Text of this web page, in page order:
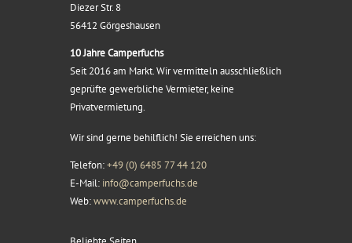
Diezer Str. 8
56412 Görgeshausen
10 Jahre Camperfuchs
Seit 2016 am Markt. Wir vermitteln ausschließlich
geprüfte gewerbliche Vermieter, keine
Privatvermietung.
Wir sind gerne behilflich! Sie erreichen uns:
Telefon:+49 (0) 6485 77 44 120
E-Mail: info@camperfuchs.de
Web:www.camperfuchs.de